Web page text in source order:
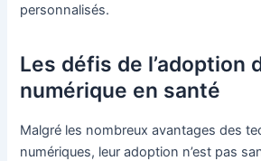
personnalisés.
Les défis de l’adoption
numérique en santé
Malgré les nombreux avantages des
numériques, leur adoption n’est pas